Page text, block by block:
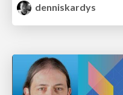
denniskardys